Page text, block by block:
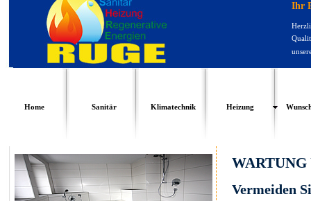
Ihr
Home Sanitär Klimatechnik Heizung
Vermeiden